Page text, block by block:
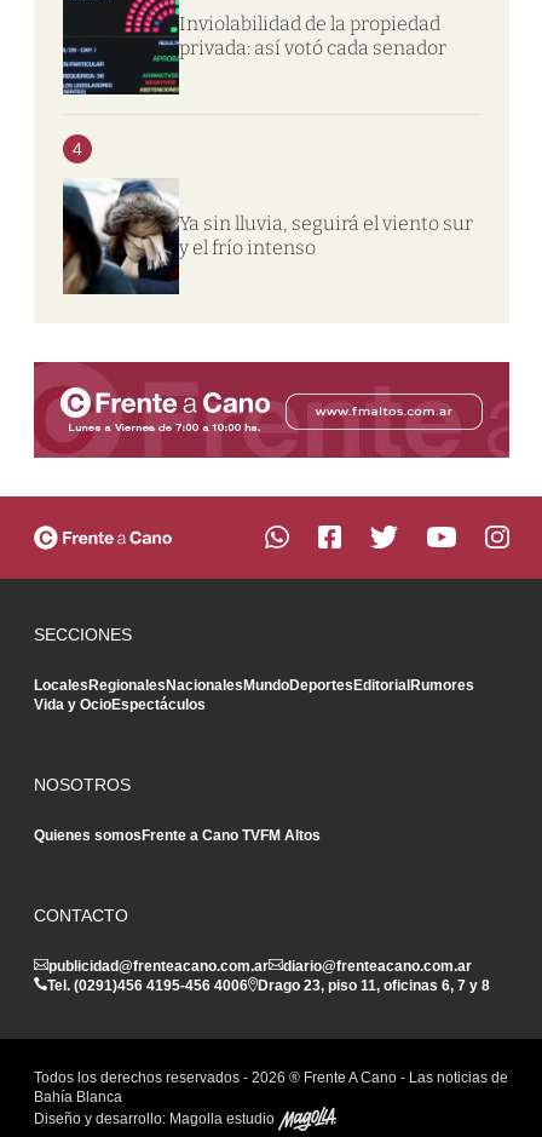
Inviolabilidad de la propiedad
privada: así votó cada senador
4
Ya sin lluvia, seguirá el viento sur
y el frío intenso
SECCIONES
LocalesRegionalesNacionalesMundoDeportesEditorialRumores
Vida y OcioEspectáculos
NOSOTROS
Quienes somosFrente a Cano TVFM Altos
CONTACTO
publicidad@frenteacano.com.ar
diario@frenteacano.com.ar
Tel. (0291)456 4195-456 4006 Drago 23, piso 11, oficinas 6, 7 y 8
Todos los derechos reservados - 2026 ® Frente A Cano - Las noticias de
Bahía Blanca
Diseño y desarrollo: Magolla estudio